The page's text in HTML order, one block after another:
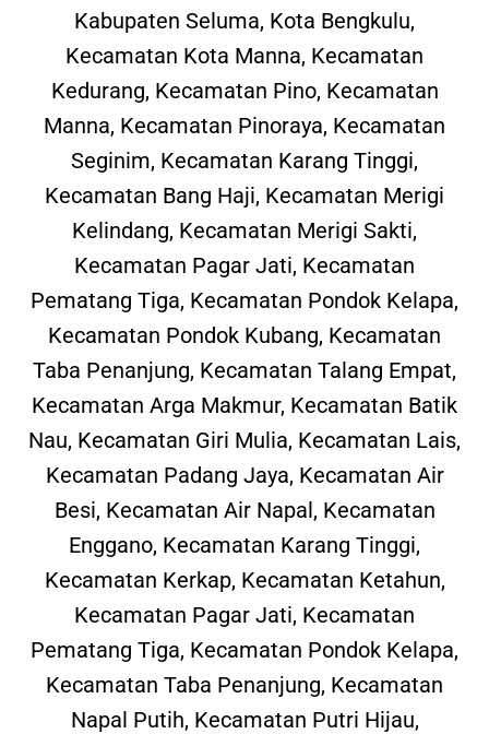
Kabupaten Seluma, Kota Bengkulu,
Kecamatan Kota Manna, Kecamatan
Kedurang, Kecamatan Pino, Kecamatan
Manna, Kecamatan Pinoraya, Kecamatan
Seginim, Kecamatan Karang Tinggi,
Kecamatan Bang Haji, Kecamatan Merigi
Kelindang, Kecamatan Merigi Sakti,
Kecamatan Pagar Jati, Kecamatan
Pematang Tiga, Kecamatan Pondok Kelapa,
Kecamatan Pondok Kubang, Kecamatan
Taba Penanjung, Kecamatan Talang Empat,
Kecamatan Arga Makmur, Kecamatan Batik
Nau, Kecamatan Giri Mulia, Kecamatan Lais,
Kecamatan Padang Jaya, Kecamatan Air
Besi, Kecamatan Air Napal, Kecamatan
Enggano, Kecamatan Karang Tinggi,
Kecamatan Kerkap, Kecamatan Ketahun,
Kecamatan Pagar Jati, Kecamatan
Pematang Tiga, Kecamatan Pondok Kelapa,
Kecamatan Taba Penanjung, Kecamatan
Napal Putih, Kecamatan Putri Hijau,